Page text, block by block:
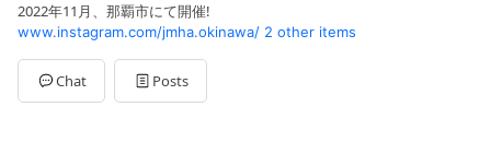
2022年11月、那覇市にて開催!
www.instagram.com/jmha.okinawa/ 2 other items
Chat Posts